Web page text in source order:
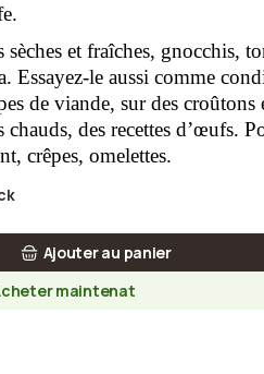
sèches et fraîches, gnocchis,
Essayez-le aussi comme
de viande, sur des croûtons
chauds, des recettes d’œufs.
crêpes, omelettes.
180 grammes quantité
Ajouter au panier
maintenat